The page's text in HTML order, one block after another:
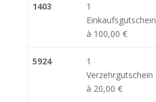
1403
1
Einkaufsgutschein
à 100,00 €
5924
1
Verzehrgutschein
à 20,00 €